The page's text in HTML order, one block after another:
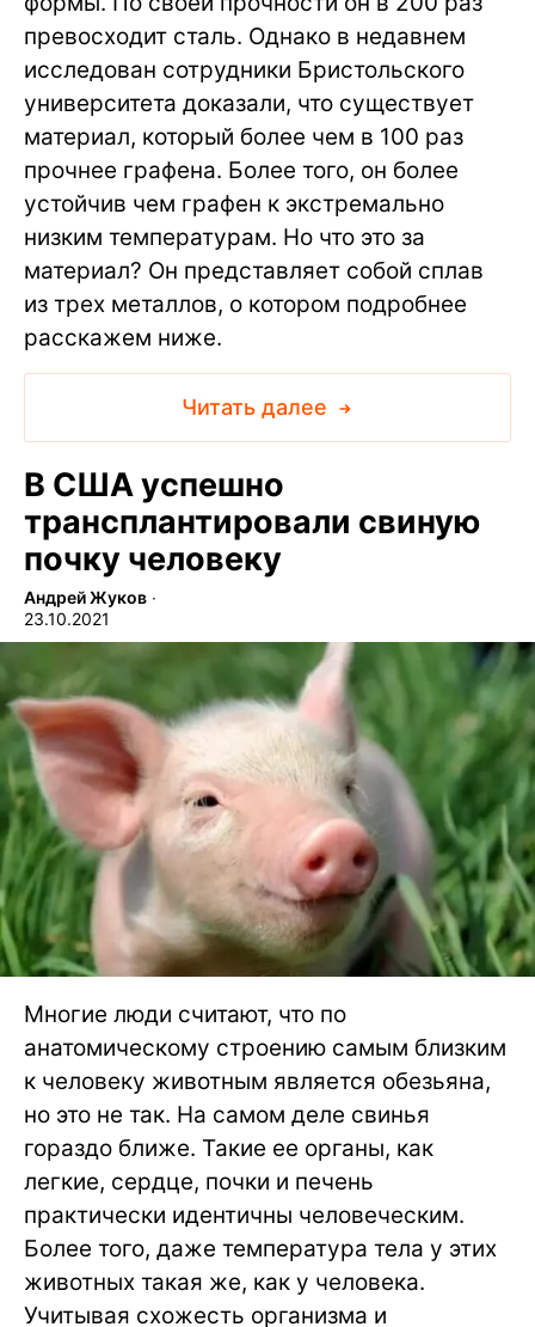
превосходит сталь. Однако в недавнем
исследован сотрудники Бристольского
университета доказали, что существует
материал, который более чем в 100 раз
прочнее графена. Более того, он более
устойчив чем графен к экстремально
низким температурам. Но что это за
материал? Он представляет собой сплав
из трех металлов, о котором подробнее
расскажем ниже.
Читать далее
В США успешно
трансплантировали свиную
почку человеку
Андрей Жуков ∙
23.10.2021
Многие люди считают, что по
анатомическому строению самым близким
к человеку животным является обезьяна,
но это не так. На самом деле свинья
гораздо ближе. Такие ее органы, как
легкие, сердце, почки и печень
практически идентичны человеческим.
Более того, даже температура тела у этих
животных такая же, как у человека.
Учитывая схожесть организма и